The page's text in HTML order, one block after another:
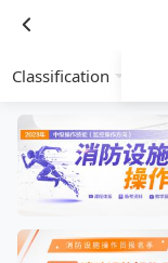
Classification